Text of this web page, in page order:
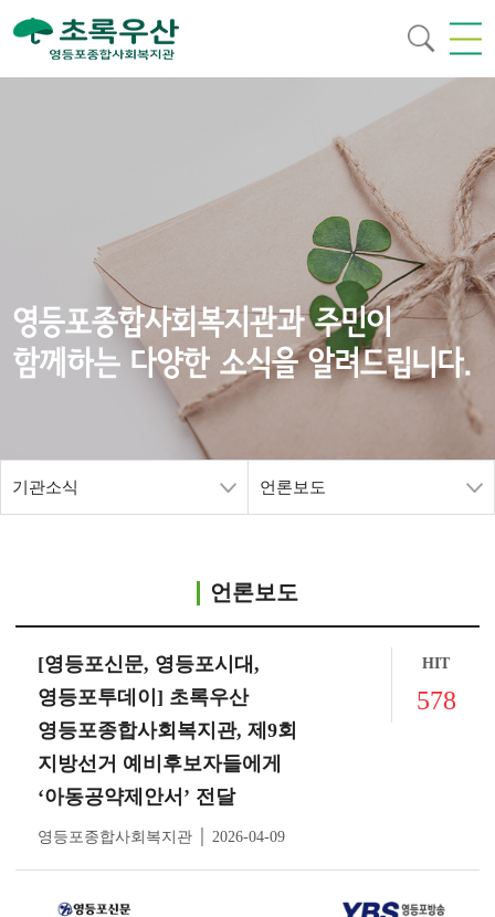
영등포종합사회복지관과 주민이
함께하는 다양한 소식을 알려드립니다.
기관소식 언론보도
언론보도
[영등포신문, 영등포시대,
영등포투데이] 초록우산
영등포종합사회복지관, 제9회
지방선거 예비후보자들에게
‘아동공약제안서’ 전달
영등포종합사회복지관 │ 2026-04-09
HIT
578